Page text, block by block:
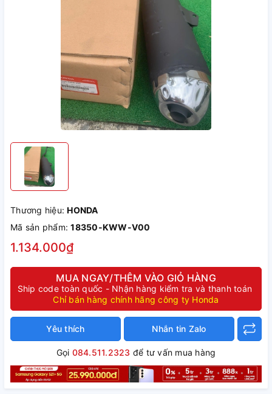
Thương hiệu:HONDA
Mã sản phẩm:18350-KWW-V00
1.134.000₫
MUA NGAY/THÊM VÀO GIỎ HÀNG
Ship code toàn quốc - Nhận hàng kiểm tra và thanh toán
Chỉ bán hàng chính hãng công ty Honda
Yêu thích Nhắn tin Zalo
Gọi 084.511.2323 để tư vấn mua hàng